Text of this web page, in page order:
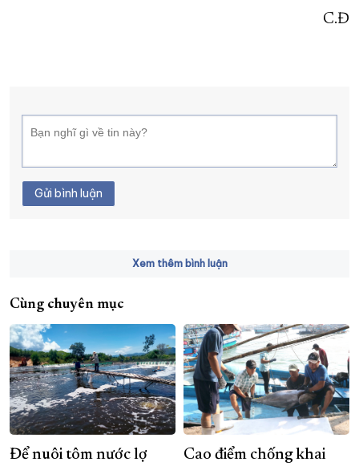
C.Đ
Gửi bình luận
Xem thêm bình luận
Cùng chuyên mục
Để nuôi tôm nước lợ
Cao điểm chống khai